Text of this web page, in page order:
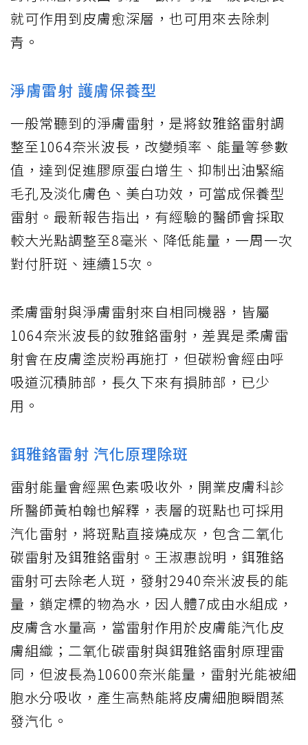
就可作用到皮膚愈深層，也可用來去除刺
青。
淨膚雷射 護膚保養型
一般常聽到的淨膚雷射，是將釹雅鉻雷射調
整至1064奈米波長，改變頻率、能量等參數
值，達到促進膠原蛋白增生、抑制出油緊縮
毛孔及淡化膚色、美白功效，可當成保養型
雷射。最新報告指出，有經驗的醫師會採取
較大光點調整至8毫米、降低能量，一周一次
對付肝斑、連續15次。
柔膚雷射與淨膚雷射來自相同機器，皆屬
1064奈米波長的釹雅鉻雷射，差異是柔膚雷
射會在皮膚塗炭粉再施打，但碳粉會經由呼
吸道沉積肺部，長久下來有損肺部，已少
用。
鉺雅鉻雷射 汽化原理除斑
雷射能量會經黑色素吸收外，開業皮膚科診
所醫師黃柏翰也解釋，表層的斑點也可採用
汽化雷射，將斑點直接燒成灰，包含二氧化
碳雷射及鉺雅鉻雷射。王淑惠說明，鉺雅鉻
雷射可去除老人斑，發射2940奈米波長的能
量，鎖定標的物為水，因人體7成由水組成，
皮膚含水量高，當雷射作用於皮膚能汽化皮
膚組織；二氧化碳雷射與鉺雅鉻雷射原理雷
同，但波長為10600奈米能量，雷射光能被細
胞水分吸收，產生高熱能將皮膚細胞瞬間蒸
發汽化。